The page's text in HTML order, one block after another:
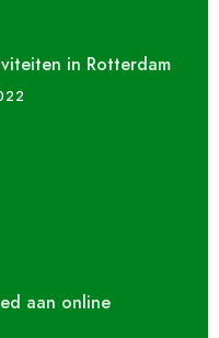
in Rotterdam
aan online